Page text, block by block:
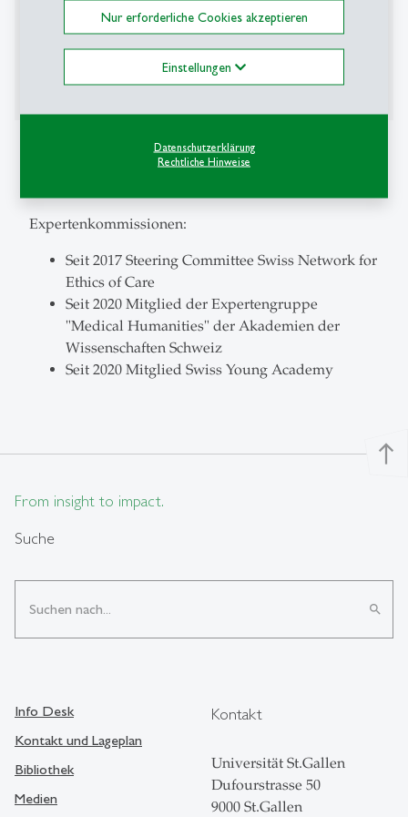
Nur erforderliche Cookies akzeptieren
Einstellungen
Datenschutzerklärung
Rechtliche Hinweise
King's College London, 2019-present
of Zurich, 2017-present
Expertenkommissionen:
Seit 2017 Steering Committee Swiss Network for
Ethics of Care
Seit 2020 Mitglied der Expertengruppe
"Medical Humanities" der Akademien der
Wissenschaften Schweiz
Seit 2020 Mitglied Swiss Young Academy
north
From insight to impact.
Suche
search
Info Desk
Kontakt und Lageplan
Bibliothek
Medien
Kontakt
Universität St.Gallen
Dufourstrasse 50
9000 St.Gallen